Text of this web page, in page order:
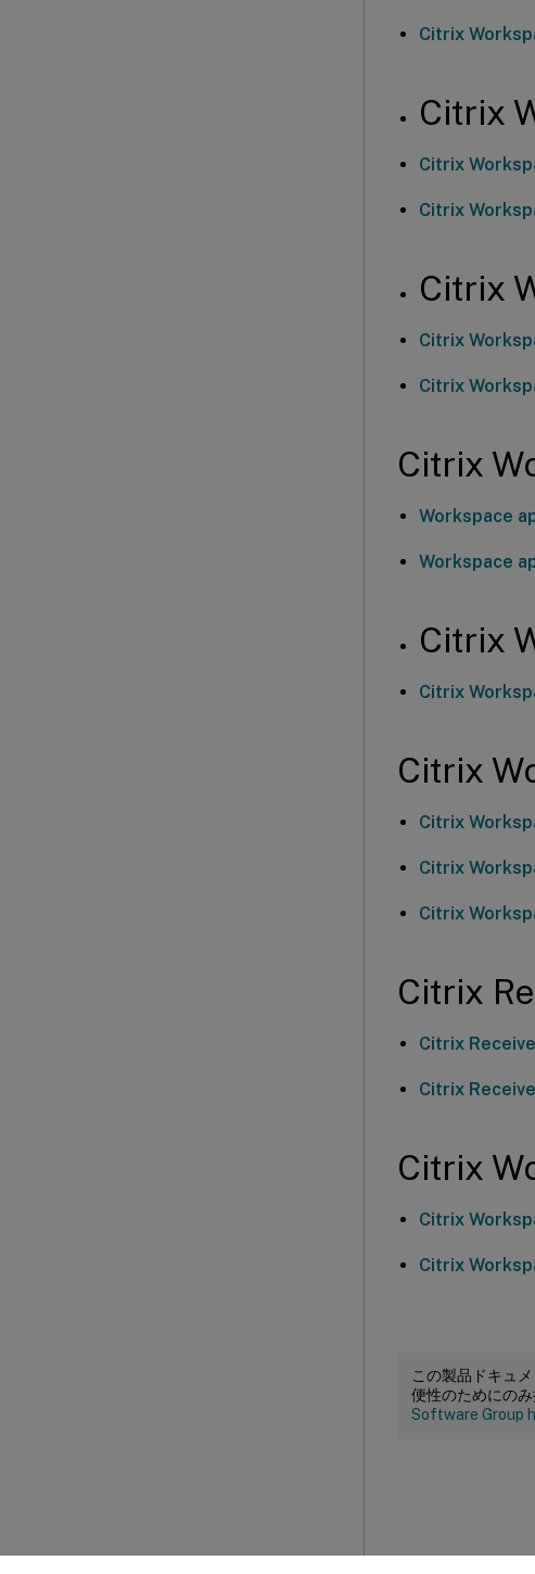
Citrix
Citrix
Citrix
Citrix
Citrix
Citrix
Citrix
Citrix
Workspace
Workspace
Citrix
Citrix
Citrix
Citrix
Citrix
Citrix
Citrix
Citrix
Citrix
Citrix
Citrix
Citrix
この製品ドキュ
便性のためにの
Software Group